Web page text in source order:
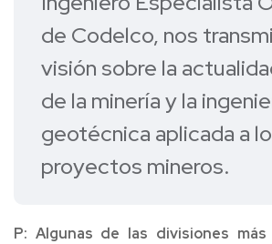
de Codelco, nos
visión sobre la
de la minería y la
geotécnica aplicada a
proyectos mineros.
P: Algunas de las divisiones